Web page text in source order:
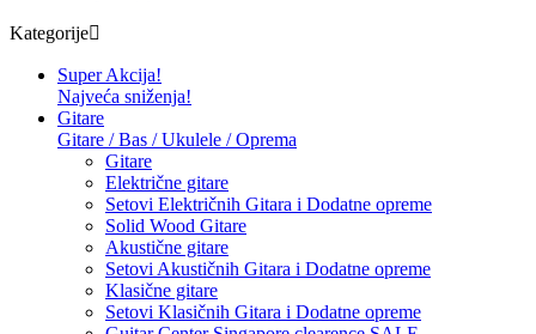
Kategorije
Super Akcija!
Najveća sniženja!
Gitare
Gitare / Bas / Ukulele / Oprema
Gitare
Električne gitare
Setovi Električnih Gitara i Dodatne opreme
Solid Wood Gitare
Akustične gitare
Setovi Akustičnih Gitara i Dodatne opreme
Klasične gitare
Setovi Klasičnih Gitara i Dodatne opreme